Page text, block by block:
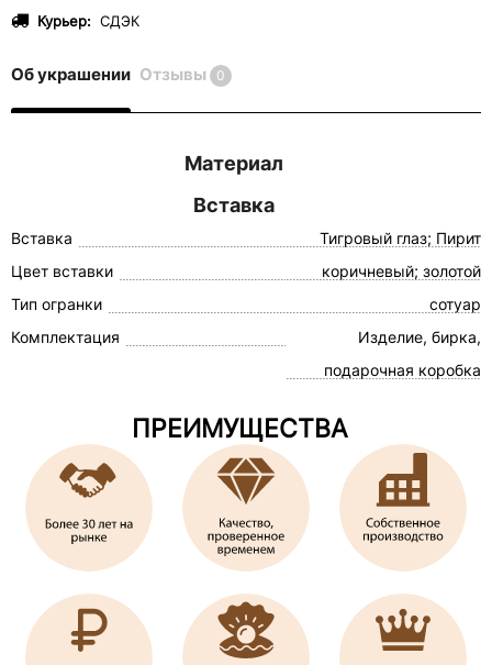
Курьер: СДЭК
Об украшении Отзывы 0
Материал
Вставка
Вставка
Тигровый глаз; Пирит
Цвет вставки
коричневый; золотой
Тип огранки
сотуар
Комплектация
Изделие, бирка,
подарочная коробка
ПРЕИМУЩЕСТВА